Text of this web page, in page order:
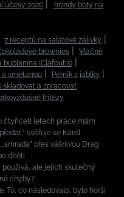
účesy 2026
Trendy boty na
7 receptů na salátové zálivky
brownies
Vláčné
bublanina (Clafoutis)
smetanou
Perník s jablky
skladovat a zpracovat
fritézy
čtyřiceti letech práce mám
svěřuje se Karel
přes vášnivou Drag
dítěti
používá, ale jejich skutečný
chyby?
To, co následovalo, bylo horší